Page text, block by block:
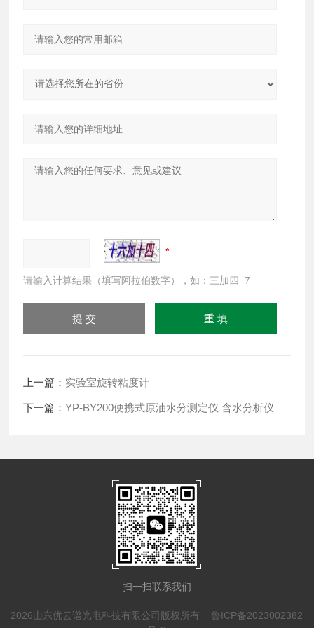
请输入计算结果（填写阿拉伯数字），如：三加四=7
上一篇： 实验室旋转粘度计
下一篇：YP-BY200便携式原油水分测定仪 含水分析仪
扫一扫联系我们
2026山东优云谱光电科技有限公司版权所有 鲁ICP备2023002382